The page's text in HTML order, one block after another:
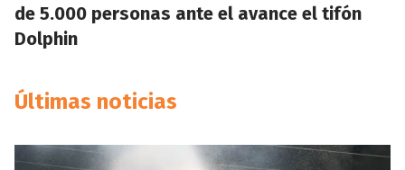
de 5.000 personas ante el avance el tifón
Dolphin
Últimas noticias